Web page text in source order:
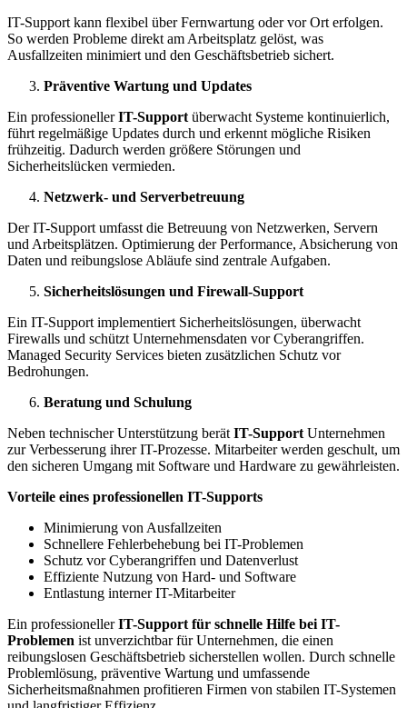
IT-Support kann flexibel über Fernwartung oder vor Ort erfolgen.
So werden Probleme direkt am Arbeitsplatz gelöst, was
Ausfallzeiten minimiert und den Geschäftsbetrieb sichert.
Präventive Wartung und Updates
Ein professionellerIT-Support überwacht Systeme kontinuierlich,
führt regelmäßige Updates durch und erkennt mögliche Risiken
frühzeitig. Dadurch werden größere Störungen und
Sicherheitslücken vermieden.
Netzwerk- und Serverbetreuung
Der IT-Support umfasst die Betreuung von Netzwerken, Servern
und Arbeitsplätzen. Optimierung der Performance, Absicherung von
Daten und reibungslose Abläufe sind zentrale Aufgaben.
Sicherheitslösungen und Firewall-Support
Ein IT-Support implementiert Sicherheitslösungen, überwacht
Firewalls und schützt Unternehmensdaten vor Cyberangriffen.
Managed Security Services bieten zusätzlichen Schutz vor
Bedrohungen.
Beratung und Schulung
Neben technischer Unterstützung berät IT-Support Unternehmen
zur Verbesserung ihrer IT-Prozesse. Mitarbeiter werden geschult, um
den sicheren Umgang mit Software und Hardware zu gewährleisten.
Vorteile eines professionellen IT-Supports
Minimierung von Ausfallzeiten
Schnellere Fehlerbehebung bei IT-Problemen
Schutz vor Cyberangriffen und Datenverlust
Effiziente Nutzung von Hard- und Software
Entlastung interner IT-Mitarbeiter
Ein professionellerIT-Support für schnelle Hilfe bei IT-
Problemen ist unverzichtbar für Unternehmen, die einen
reibungslosen Geschäftsbetrieb sicherstellen wollen. Durch schnelle
Problemlösung, präventive Wartung und umfassende
Sicherheitsmaßnahmen profitieren Firmen von stabilen IT-Systemen